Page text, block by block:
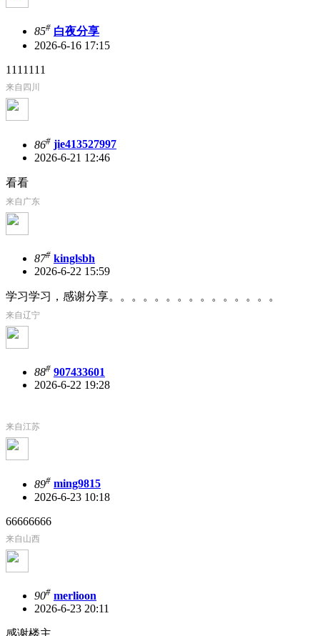
85# 白夜分享
2026-6-16 17:15
1111111
来自四川
86# jie413527997
2026-6-21 12:46
看看
来自广东
87# kinglsbh
2026-6-22 15:59
学习学习，感谢分享。。。。。。。。。。。。。。。
来自辽宁
88# 907433601
2026-6-22 19:28
来自江苏
89# ming9815
2026-6-23 10:18
66666666
来自山西
90# merlioon
2026-6-23 20:11
感谢楼主